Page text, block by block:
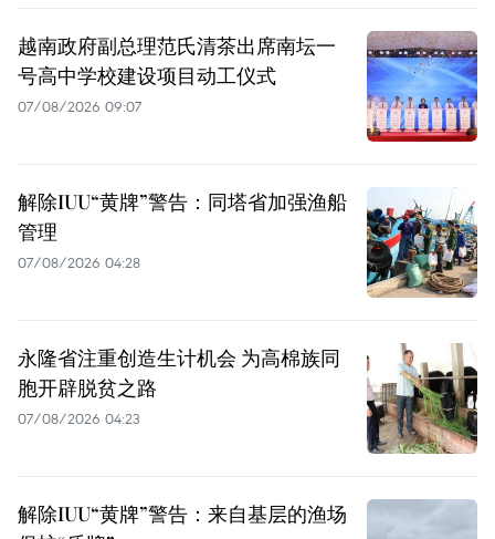
越南政府副总理范氏清茶出席南坛一
号高中学校建设项目动工仪式
07/08/2026 09:07
解除IUU“黄牌”警告：同塔省加强渔船
管理
07/08/2026 04:28
永隆省注重创造生计机会 为高棉族同
胞开辟脱贫之路
07/08/2026 04:23
解除IUU“黄牌”警告：来自基层的渔场